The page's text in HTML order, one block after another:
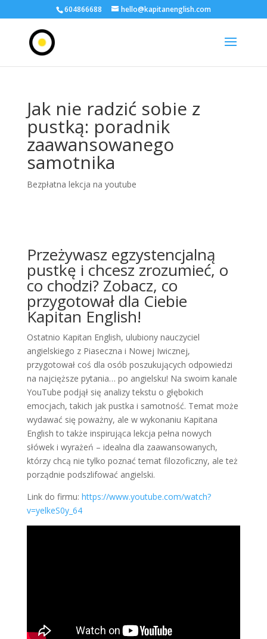
604866688 hello@kapitanenglish.com
Jak nie radzić sobie z
pustką: poradnik
zaawansowanego
samotnika
Bezpłatna lekcja na youtube
Przeżywasz egzystencjalną
pustkę i chcesz zrozumieć, o
co chodzi? Zobacz, co
przygotował dla Ciebie
Kapitan English!
Ostatnio Kapitan English, ulubiony nauczyciel
angielskiego z Piaseczna i Nowej Iwicznej,
przygotował coś dla osób poszukujących odpowiedzi
na najcięższe pytania… po angielsku! Na swoim kanale
YouTube podjął się analizy tekstu o głębokich
emocjach, takich jak pustka i samotność. Temat może
wydawać się poważny, ale w wykonaniu Kapitana
English to także inspirująca lekcja pełna nowych
słówek i wyrażeń – idealna dla zaawansowanych,
którzy chcą nie tylko poznać temat filozoficzny, ale też
porządnie podszlifować angielski.
Link do firmu: https://www.youtube.com/watch?
v=yelkeS0y_64